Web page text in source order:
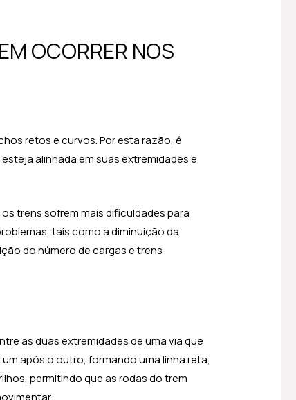
OCORRER NOS
retos e curvos. Por esta razão, é
alinhada em suas extremidades e
trens sofrem mais dificuldades para
tais como a diminuição da
do número de cargas e trens
as duas extremidades de uma via que
após o outro, formando uma linha reta,
permitindo que as rodas do trem